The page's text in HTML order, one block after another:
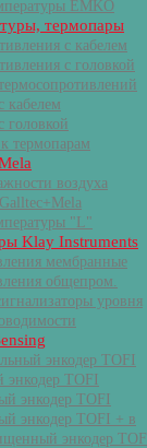
EMKO
термопары
с кабелем
с головкой
кабелем
головкой
термопарам
воздуха
"L"
Klay Instruments
мембранные
общепром.
уровня
энкодер TOFI
TOFI
энкодер TOFI
энкодер TOFI + в
энкодер TOFI